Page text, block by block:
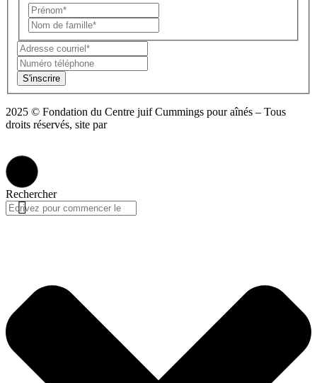
S'inscrire
2025 © Fondation du Centre juif Cummings pour aînés – Tous
droits réservés, site par
Rechercher